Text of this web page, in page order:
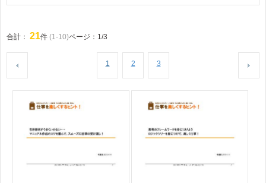
合計： 21件 (1-10)ページ：1/3
1 2 3